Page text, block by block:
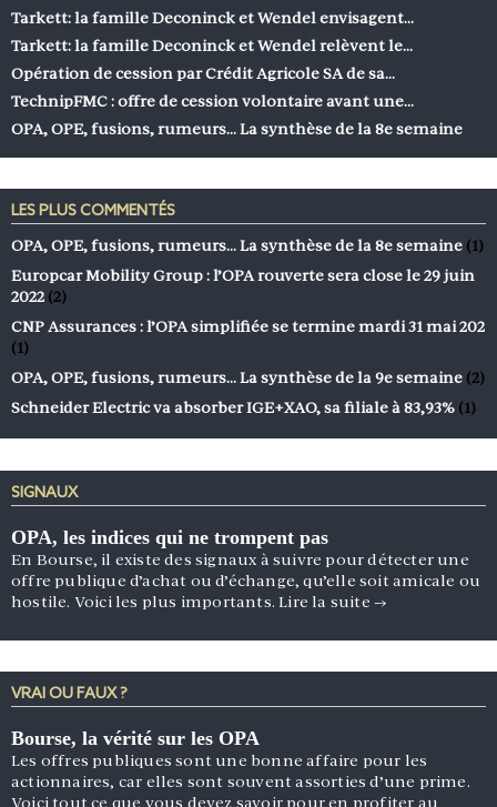
Tarkett: la famille Deconinck et Wendel envisagent…
Tarkett: la famille Deconinck et Wendel relèvent le…
Opération de cession par Crédit Agricole SA de sa…
TechnipFMC : offre de cession volontaire avant une…
OPA, OPE, fusions, rumeurs… La synthèse de la 8e semaine
LES PLUS COMMENTÉS
OPA, OPE, fusions, rumeurs… La synthèse de la 8e semaine (1)
Europcar Mobility Group : l’OPA rouverte sera close le 29 juin
2022 (2)
CNP Assurances : l’OPA simplifiée se termine mardi 31 mai 202
(1)
OPA, OPE, fusions, rumeurs… La synthèse de la 9e semaine (2)
Schneider Electric va absorber IGE+XAO, sa filiale à 83,93% (1)
SIGNAUX
OPA, les indices qui ne trompent pas
En Bourse, il existe des signaux à suivre pour détecter une
offre publique d’achat ou d’échange, qu’elle soit amicale ou
hostile. Voici les plus importants.Lire la suite →
VRAI OU FAUX ?
Bourse, la vérité sur les OPA
Les offres publiques sont une bonne affaire pour les
actionnaires, car elles sont souvent assorties d’une prime.
Voici tout ce que vous devez savoir pour en profiter au